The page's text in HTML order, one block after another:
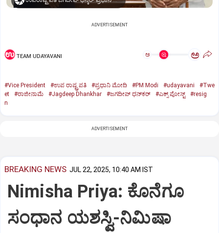
ADVERTISEMENT
TEAM UDAYAVANI ಅ ಅ
#Vice President #ಉಪ ರಾಷ್ಟ್ರಪತಿ #ಪ್ರಧಾನಿ ಮೋದಿ #PM Modi #udayavani
#Twe
et
#ರಾಜೀನಾಮೆ #Jagdeep Dhankhar #ಜಗದೀಪ್‌ ಧನ್‌ಕರ್‌ #ಎಕ್ಸ್‌ ಪೋಸ್ಟ್
#resig
n
ADVERTISEMENT
BREAKING NEWS JUL 22, 2025, 10:40 AM IST
Nimisha Priya: ಕೊನೆಗೂ
ಸಂಧಾನ ಯಶಸ್ವಿ-ನಿಮಿಷಾ